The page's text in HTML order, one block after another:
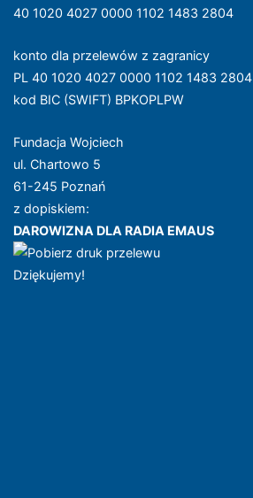
40 1020 4027 0000 1102 1483 2804
konto dla przelewów z zagranicy
PL 40 1020 4027 0000 1102 1483 2804
kod BIC (SWIFT) BPKOPLPW
Fundacja Wojciech
ul. Chartowo 5
61-245 Poznań
z dopiskiem:
DAROWIZNA DLA RADIA EMAUS
Dziękujemy!